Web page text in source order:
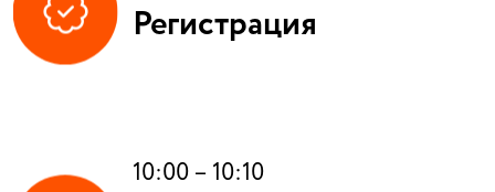
Регистрация
10:00 – 10:10